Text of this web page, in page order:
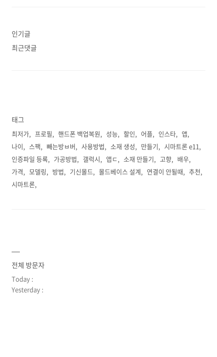
인기글
최근댓글
태그
최저가 프로필 핸드폰 백업복원 성능 할인 어플 인스타
앱
나이
스팩 빼는방ㅂ버 사용방법 소재 생성 만들기
시마트론 e11
인증파일 등록
가공방법 갤럭시 앱ㄷ 소재 만들기 고향
배우
가격
모델링 방법 기신몰드 몰드베이스 설계 연결이 안될때
추천
시마트론
전체 방문자
Today :
Yesterday :